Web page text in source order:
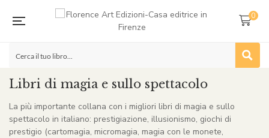
0
Libri di magia e sullo spettacolo
La più importante collana con i migliori libri di magia e sullo
spettacolo in italiano: prestigiazione, illusionismo, giochi di
prestigio (cartomagia, micromagia, magia con le monete,